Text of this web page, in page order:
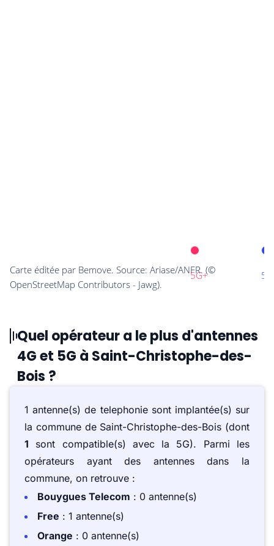
Quel opérateur a le plus d'antennes
4G et 5G à Saint-Christophe-des-
Bois ?
1 antenne(s) de telephonie sont implantée(s) sur
la commune de Saint-Christophe-des-Bois (dont
1 sont compatible(s) avec la 5G). Parmi les
opérateurs ayant des antennes dans la
commune, on retrouve :
Bouygues Telecom : 0 antenne(s)
Free : 1 antenne(s)
Orange : 0 antenne(s)